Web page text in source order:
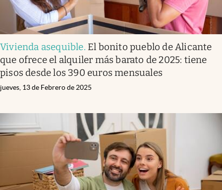
Vivienda asequible. El bonito pueblo de Alicante
que ofrece el alquiler más barato de 2025: tiene
pisos desde los 390 euros mensuales
jueves, 13 de Febrero de 2025